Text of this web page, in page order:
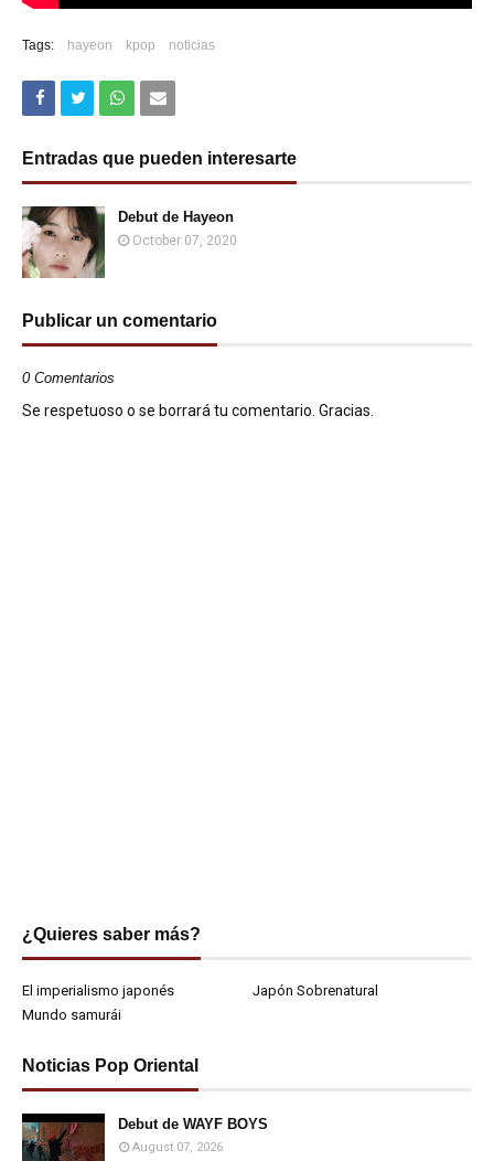
Tags: hayeon kpop noticias
Entradas que pueden interesarte
Debut de Hayeon
October 07, 2020
Publicar un comentario
0 Comentarios
Se respetuoso o se borrará tu comentario. Gracias.
¿Quieres saber más?
El imperialismo japonés
Japón Sobrenatural
Mundo samurái
Noticias Pop Oriental
Debut de WAYF BOYS
August 07, 2026